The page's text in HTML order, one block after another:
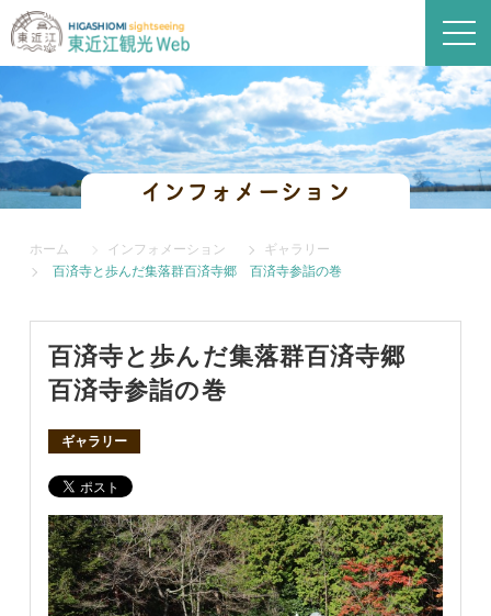
インフォメーション
ホーム インフォメーション
ギャラリー
百済寺と歩んだ集落群百済寺郷 百済寺参詣の巻
百済寺と歩んだ集落群百済寺郷
百済寺参詣の巻
ギャラリー